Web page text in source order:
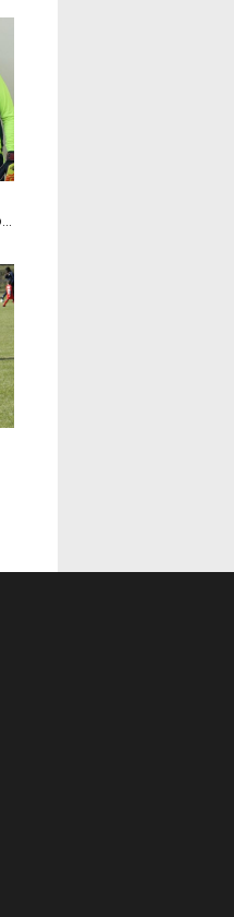
Challenge Futsal U13 à TORCY du 20 octobre 2018